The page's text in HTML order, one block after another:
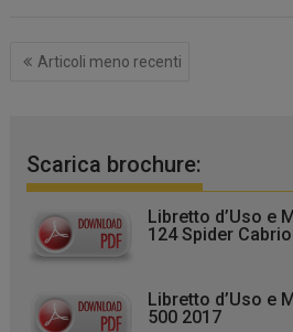
Navigazione
Articoli meno recenti
Scarica brochure:
Libretto d’Uso e
124 Spider
Libretto d’Uso e
500 2017